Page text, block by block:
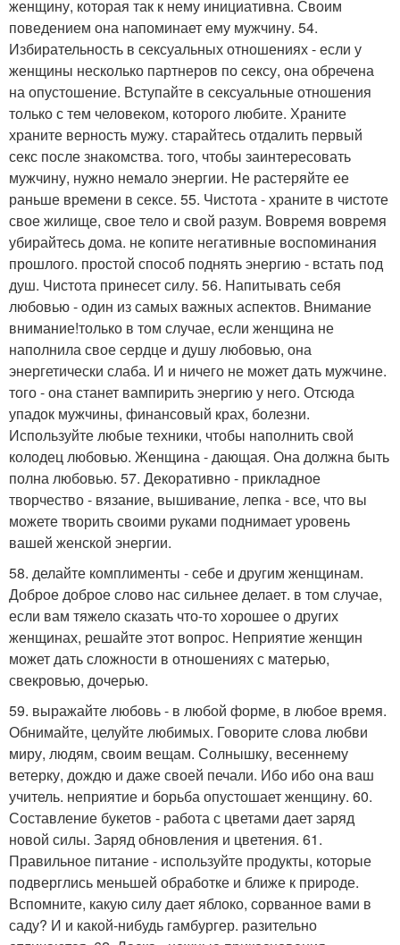
женщину, которая так к нему инициативна. Своим
поведением она напоминает ему мужчину. 54.
Избирательность в сексуальных отношениях - если у
женщины несколько партнеров по сексу, она обречена
на опустошение. Вступайте в сексуальные отношения
только с тем человеком, которого любите. Храните
храните верность мужу. старайтесь отдалить первый
секс после знакомства. того, чтобы заинтересовать
мужчину, нужно немало энергии. Не растеряйте ее
раньше времени в сексе. 55. Чистота - храните в чистоте
свое жилище, свое тело и свой разум. Вовремя вовремя
убирайтесь дома. не копите негативные воспоминания
прошлого. простой способ поднять энергию - встать под
душ. Чистота принесет силу. 56. Напитывать себя
любовью - один из самых важных аспектов. Внимание
внимание!только в том случае, если женщина не
наполнила свое сердце и душу любовью, она
энергетически слаба. И и ничего не может дать мужчине.
того - она станет вампирить энергию у него. Отсюда
упадок мужчины, финансовый крах, болезни.
Используйте любые техники, чтобы наполнить свой
колодец любовью. Женщина - дающая. Она должна быть
полна любовью. 57. Декоративно - прикладное
творчество - вязание, вышивание, лепка - все, что вы
можете творить своими руками поднимает уровень
вашей женской энергии.
58. делайте комплименты - себе и другим женщинам.
Доброе доброе слово нас сильнее делает. в том случае,
если вам тяжело сказать что-то хорошее о других
женщинах, решайте этот вопрос. Неприятие женщин
может дать сложности в отношениях с матерью,
свекровью, дочерью.
59. выражайте любовь - в любой форме, в любое время.
Обнимайте, целуйте любимых. Говорите слова любви
миру, людям, своим вещам. Солнышку, весеннему
ветерку, дождю и даже своей печали. Ибо ибо она ваш
учитель. неприятие и борьба опустошает женщину. 60.
Составление букетов - работа с цветами дает заряд
новой силы. Заряд обновления и цветения. 61.
Правильное питание - используйте продукты, которые
подверглись меньшей обработке и ближе к природе.
Вспомните, какую силу дает яблоко, сорванное вами в
саду? И и какой-нибудь гамбургер. разительно